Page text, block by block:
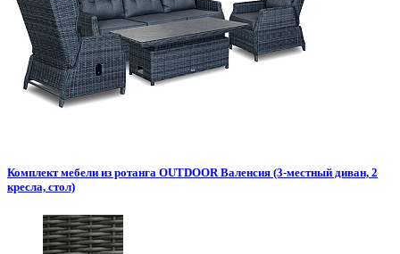
Комплект мебели из ротанга OUTDOOR Валенсия (3-местный диван, 2
кресла, стол)